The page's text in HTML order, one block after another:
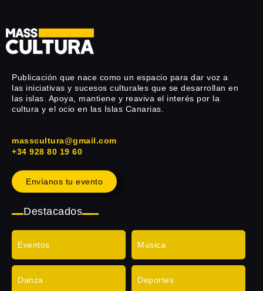
Publicación que nace como un espacio para dar voz a
las iniciativas y sucesos culturales que se desarrollan en
las islas. Apoya, mantiene y reaviva el interés por la
cultura y el ocio en las Islas Canarias.
masscultura@gmail.com
+34 928 80 19 60
Envíanos tu evento
Destacados
Eventos Música
Danza Deportes